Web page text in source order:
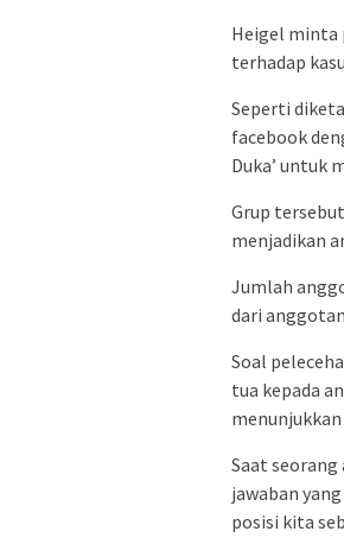
Heigel minta
terhadap
Seperti
facebook
Duka’ untuk
Grup
menjadikan
Jumlah
dari
‎Soal
tua kepada
‎Saat seorang
jawaban
posisi kita